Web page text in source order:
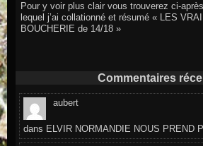
Pour y voir plus clair vous trouverez ci-
lequel j’ai collationné et résumé « LES
BOUCHERIE de 14/18 »
Commentaires
aubert
dans ELVIR NORMANDIE NOUS PREND